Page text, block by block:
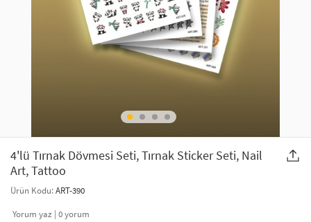
SAÇ AKSESUARLARI
GELİN / DÜĞÜN AKSESUARLARI
ŞAL VE FULAR
ODA KOKUSU VE MUM
YILBAŞI ÜRÜNLERİ
4'lü Tırnak Dövmesi Seti, Tırnak Sticker Seti, Nail
Art, Tattoo
Ürün Kodu:ART-390
Yorum yaz | 0yorum